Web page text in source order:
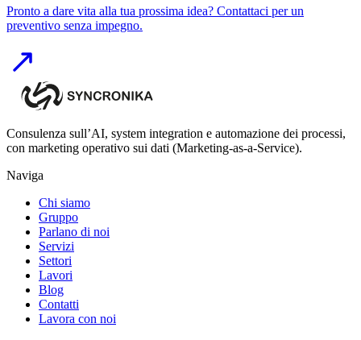
Pronto a dare vita alla tua prossima idea? Contattaci per un
preventivo senza impegno.
Consulenza sull’AI, system integration e automazione dei processi,
con marketing operativo sui dati (Marketing-as-a-Service).
Naviga
Chi siamo
Gruppo
Parlano di noi
Servizi
Settori
Lavori
Blog
Contatti
Lavora con noi